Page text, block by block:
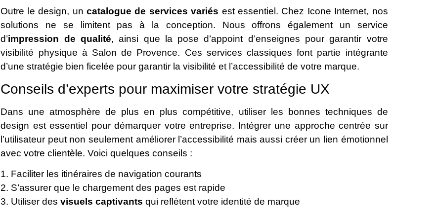
Outre le design, un catalogue de services variés est essentiel. Chez Icone Internet, nos
solutions ne se limitent pas à la conception. Nous offrons également un service
d’impression de qualité, ainsi que la pose d’appoint d’enseignes pour garantir votre
visibilité physique à Salon de Provence. Ces services classiques font partie intégrante
d’une stratégie bien ficelée pour garantir la visibilité et l’accessibilité de votre marque.
Conseils d’experts pour maximiser votre stratégie UX
Dans une atmosphère de plus en plus compétitive, utiliser les bonnes techniques de
design est essentiel pour démarquer votre entreprise. Intégrer une approche centrée sur
l’utilisateur peut non seulement améliorer l’accessibilité mais aussi créer un lien émotionnel
avec votre clientèle. Voici quelques conseils :
1. Faciliter les itinéraires de navigation courants
2. S’assurer que le chargement des pages est rapide
3. Utiliser desvisuels captivants qui reflètent votre identité de marque